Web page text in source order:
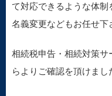
て対応できるような体制
名義変更などもお任せ下
相続税申告・相続対策サ
らよりご確認を頂けまし